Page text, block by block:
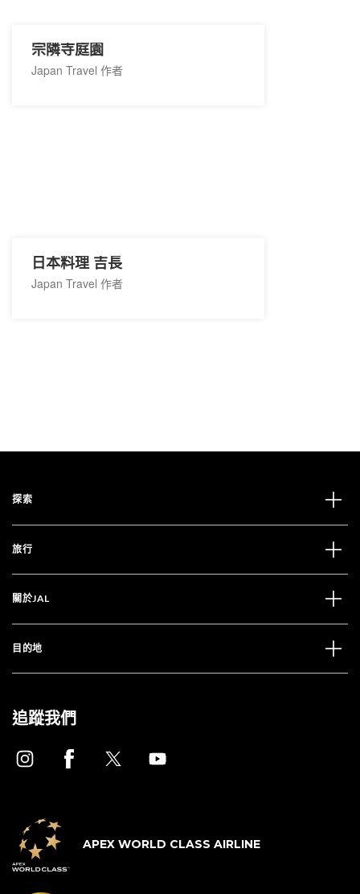
宗隣寺庭園
Japan Travel 作者
日本料理 吉長
Japan Travel 作者
探索
旅行
關於JAL
目的地
追蹤我們
APEX WORLD CLASS AIRLINE